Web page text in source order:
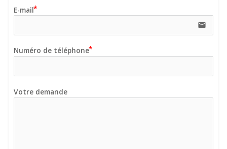
E-mail
email
Numéro de téléphone
Votre demande